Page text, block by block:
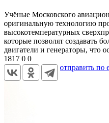
Учёные Московского
оригинальную технологию
высокотемпературных
которые позволят создавать
двигатели и генераторы, что
1817 0 0
отправить по